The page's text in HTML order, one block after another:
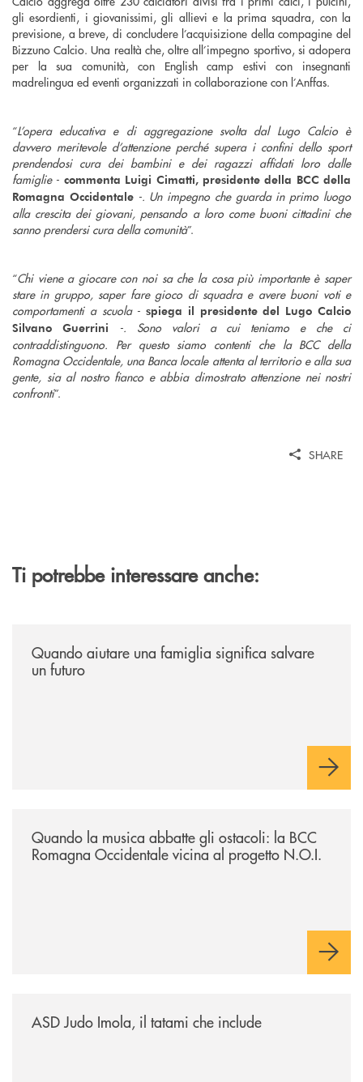
gli esordienti, i giovanissimi, gli allievi e la prima squadra, con la
previsione, a breve, di concludere l’acquisizione della compagine del
Bizzuno Calcio. Una realtà che, oltre all’impegno sportivo, si adopera
per la sua comunità, con English camp estivi con insegnanti
madrelingua ed eventi organizzati in collaborazione con l’Anffas.
“L’opera educativa e di aggregazione svolta dal Lugo Calcio è
davvero meritevole d’attenzione perché supera i confini dello sport
prendendosi cura dei bambini e dei ragazzi affidati loro dalle
famiglie - commenta Luigi Cimatti, presidente della BCC della
Romagna Occidentale-. Un impegno che guarda in primo luogo
alla crescita dei giovani, pensando a loro come buoni cittadini che
sanno prendersi cura della comunità”.
“Chi viene a giocare con noi sa che la cosa più importante è saper
stare in gruppo, saper fare gioco di squadra e avere buoni voti e
comportamenti a scuola -spiega il presidente del Lugo Calcio
Silvano Guerrini
-. Sono valori a cui teniamo e che ci
contraddistinguono. Per questo siamo contenti che la BCC della
Romagna Occidentale, una Banca locale attenta al territorio e alla sua
gente, sia al nostro fianco e abbia dimostrato attenzione nei nostri
confronti”.
SHARE
Ti potrebbe interessare anche:
Quando aiutare una famiglia significa salvare
un futuro
Quando la musica abbatte gli ostacoli: la BCC
Romagna Occidentale vicina al progetto N.O.I.
ASD Judo Imola, il tatami che include